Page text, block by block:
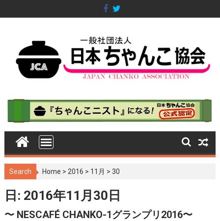
k
Search Home > 2016 > 11月 >30
日: 2016年11月30日
〜 NESCAFÉ CHANKO-1グランプリ2016〜